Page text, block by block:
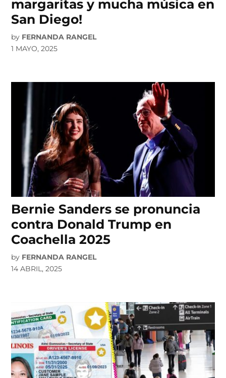
margaritas y mucha música en
San Diego!
by FERNANDA RANGEL
1 MAYO, 2025
Bernie Sanders se pronuncia
contra Donald Trump en
Coachella 2025
by FERNANDA RANGEL
14 ABRIL, 2025